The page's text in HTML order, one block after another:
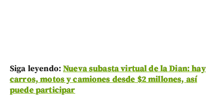
Siga leyendo:Nueva subasta virtual de la Dian: hay
carros, motos y camiones desde $2 millones, así
puede participar